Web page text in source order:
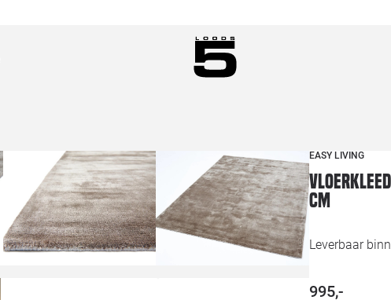
EASY LIVING
cm
Leverbaar
995,-